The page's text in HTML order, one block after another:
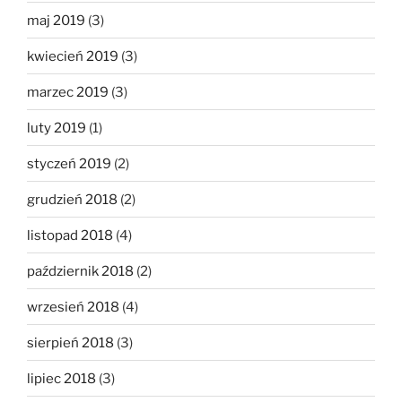
maj 2019 (3)
kwiecień 2019 (3)
marzec 2019 (3)
luty 2019 (1)
styczeń 2019 (2)
grudzień 2018 (2)
listopad 2018 (4)
październik 2018 (2)
wrzesień 2018 (4)
sierpień 2018 (3)
lipiec 2018 (3)